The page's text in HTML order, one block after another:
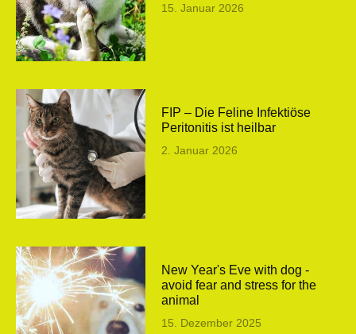
15. Januar 2026
FIP – Die Feline Infektiöse
Peritonitis ist heilbar
2. Januar 2026
New Year's Eve with dog -
avoid fear and stress for the
animal
15. Dezember 2025